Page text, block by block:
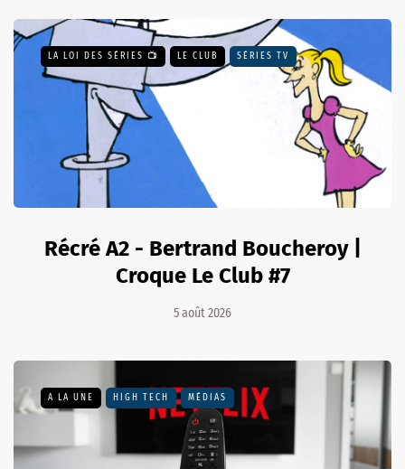
LA LOI DES SÉRIES 📺 LE CLUB SÉRIES TV
Récré A2 - Bertrand Boucheroy |
Croque Le Club #7
5 août 2026
A LA UNE HIGH TECH MÉDIAS